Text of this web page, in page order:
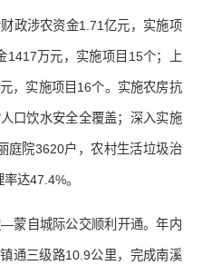
政涉农资金1.71亿元，实施项
1417万元，实施项目15个；上
，实施项目16个。实施农房抗
口饮水安全全覆盖；深入实施
庭院3620户，农村生活垃圾治
达47.4%。
—蒙自城际公交顺利开通。年内
通三级路10.9公里，完成南溪